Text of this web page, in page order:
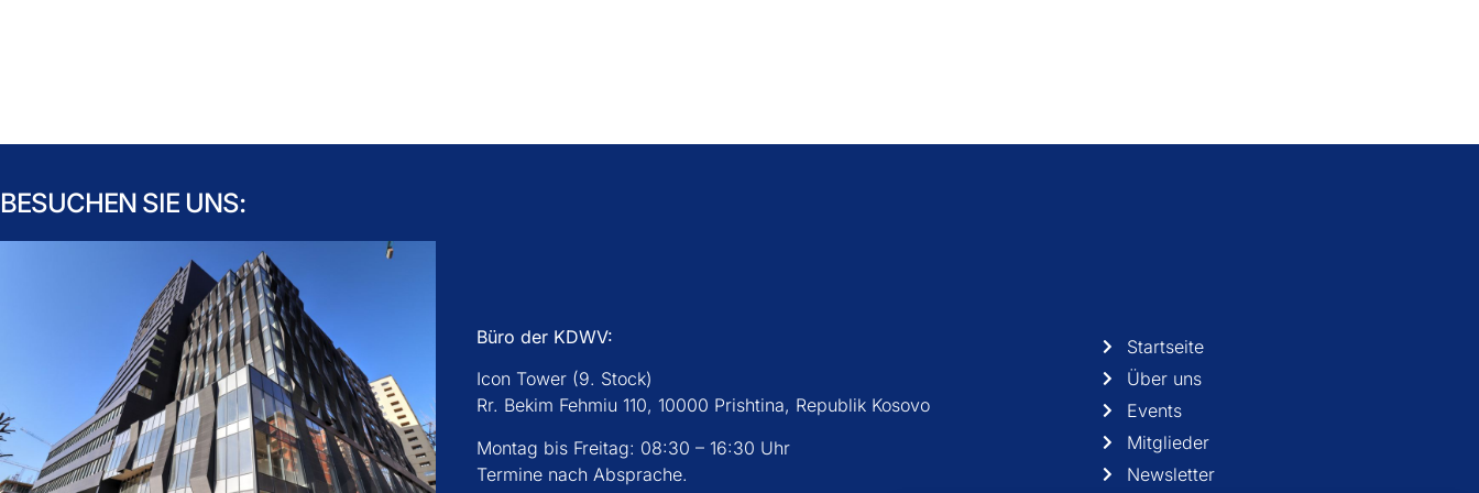
BESUCHEN SIE UNS:
Büro der KDWV:
Icon Tower (9. Stock)
Rr. Bekim Fehmiu 110, 10000 Prishtina, Republik Kosovo
Montag bis Freitag: 08:30 – 16:30 Uhr
Termine nach Absprache.
Startseite
Über uns
Events
Mitglieder
Newsletter